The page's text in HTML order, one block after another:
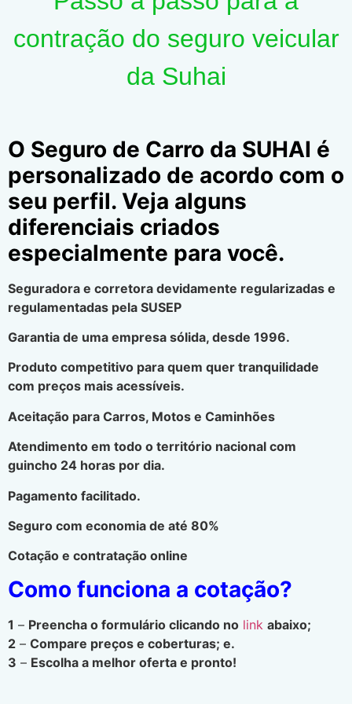
contração do seguro veicular
da Suhai
O Seguro de Carro da SUHAI é
personalizado de acordo com o
seu perfil. Veja alguns
diferenciais criados
especialmente para você.
Seguradora e corretora devidamente regularizadas e
regulamentadas pela SUSEP
Garantia de uma empresa sólida, desde 1996.
Produto competitivo para quem quer tranquilidade
com preços mais acessíveis.
Aceitação para Carros, Motos e Caminhões
Atendimento em todo o território nacional com
guincho 24 horas por dia.
Pagamento facilitado.
Seguro com economia de até 80%
Cotação e contratação online
Como funciona a cotação?
1 – Preencha o formulário clicando no link abaixo;
2 – Compare preços e coberturas; e.
3 – Escolha a melhor oferta e pronto!